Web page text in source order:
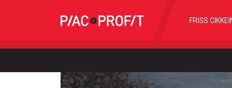
FRISS